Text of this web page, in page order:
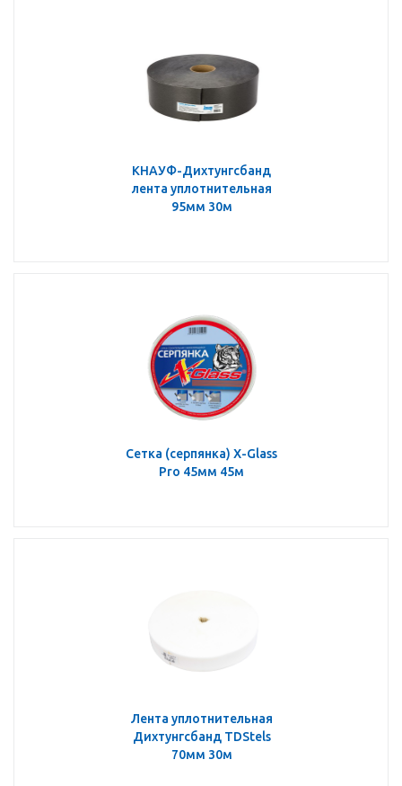
КНАУФ-Дихтунгсбанд
лента уплотнительная
95мм 30м
Сетка (серпянка) X-Glass
Pro 45мм 45м
Лента уплотнительная
Дихтунгсбанд TDStels
70мм 30м